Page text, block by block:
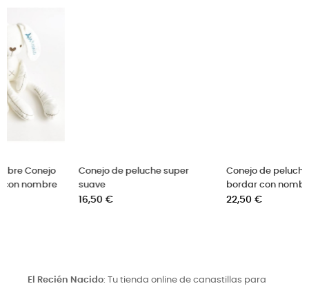
Conejo de peluche super
suave
Conejo de peluche Andy para
bordar con nombre
El Recién Nacido: Tu tienda online de canastillas para